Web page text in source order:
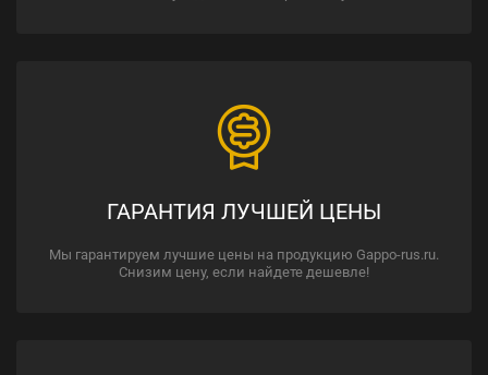
ГАРАНТИЯ ЛУЧШЕЙ ЦЕНЫ
Мы гарантируем лучшие цены на продукцию Gappo-rus.ru.
Снизим цену, если найдете дешевле!